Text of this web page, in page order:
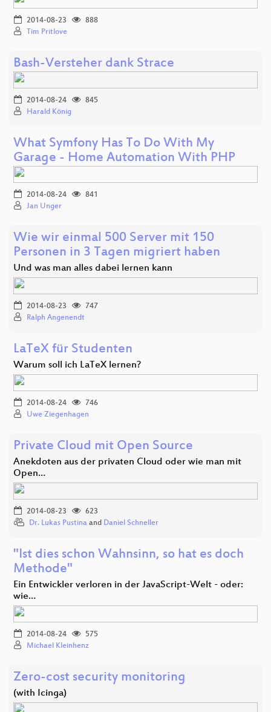
2014-08-23
888
Tim Pritlove
Bash-Versteher dank Strace
2014-08-24
845
Harald König
What Symfony Has To Do With My
Garage - Home Automation With PHP
2014-08-24
841
Jan Unger
Wie wir einmal 500 Server mit 150
Personen in 3 Tagen migriert haben
Und was man alles dabei lernen kann
2014-08-23
747
Ralph Angenendt
LaTeX für Studenten
Warum soll ich LaTeX lernen?
2014-08-24
746
Uwe Ziegenhagen
Private Cloud mit Open Source
Anekdoten aus der privaten Cloud oder wie man mit
Open…
2014-08-23
623
Dr. Lukas Pustina and Daniel Schneller
"Ist dies schon Wahnsinn, so hat es doch
Methode"
Ein Entwickler verloren in der JavaScript-Welt - oder:
wie…
2014-08-24
575
Michael Kleinhenz
Zero-cost security monitoring
(with Icinga)